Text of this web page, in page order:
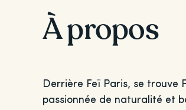
À propos
Derrière Feï Paris, se trouve
passionnée de naturalité et